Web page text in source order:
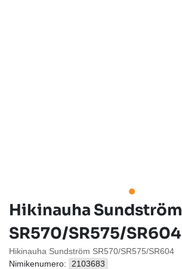
Hikinauha Sundström
SR570/SR575/SR604
Hikinauha Sundström SR570/SR575/SR604
Nimikenumero:
2103683